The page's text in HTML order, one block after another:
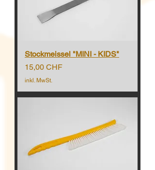
Stockmeissel "MINI - KIDS"
Preis
15,00 CHF
inkl. MwSt.